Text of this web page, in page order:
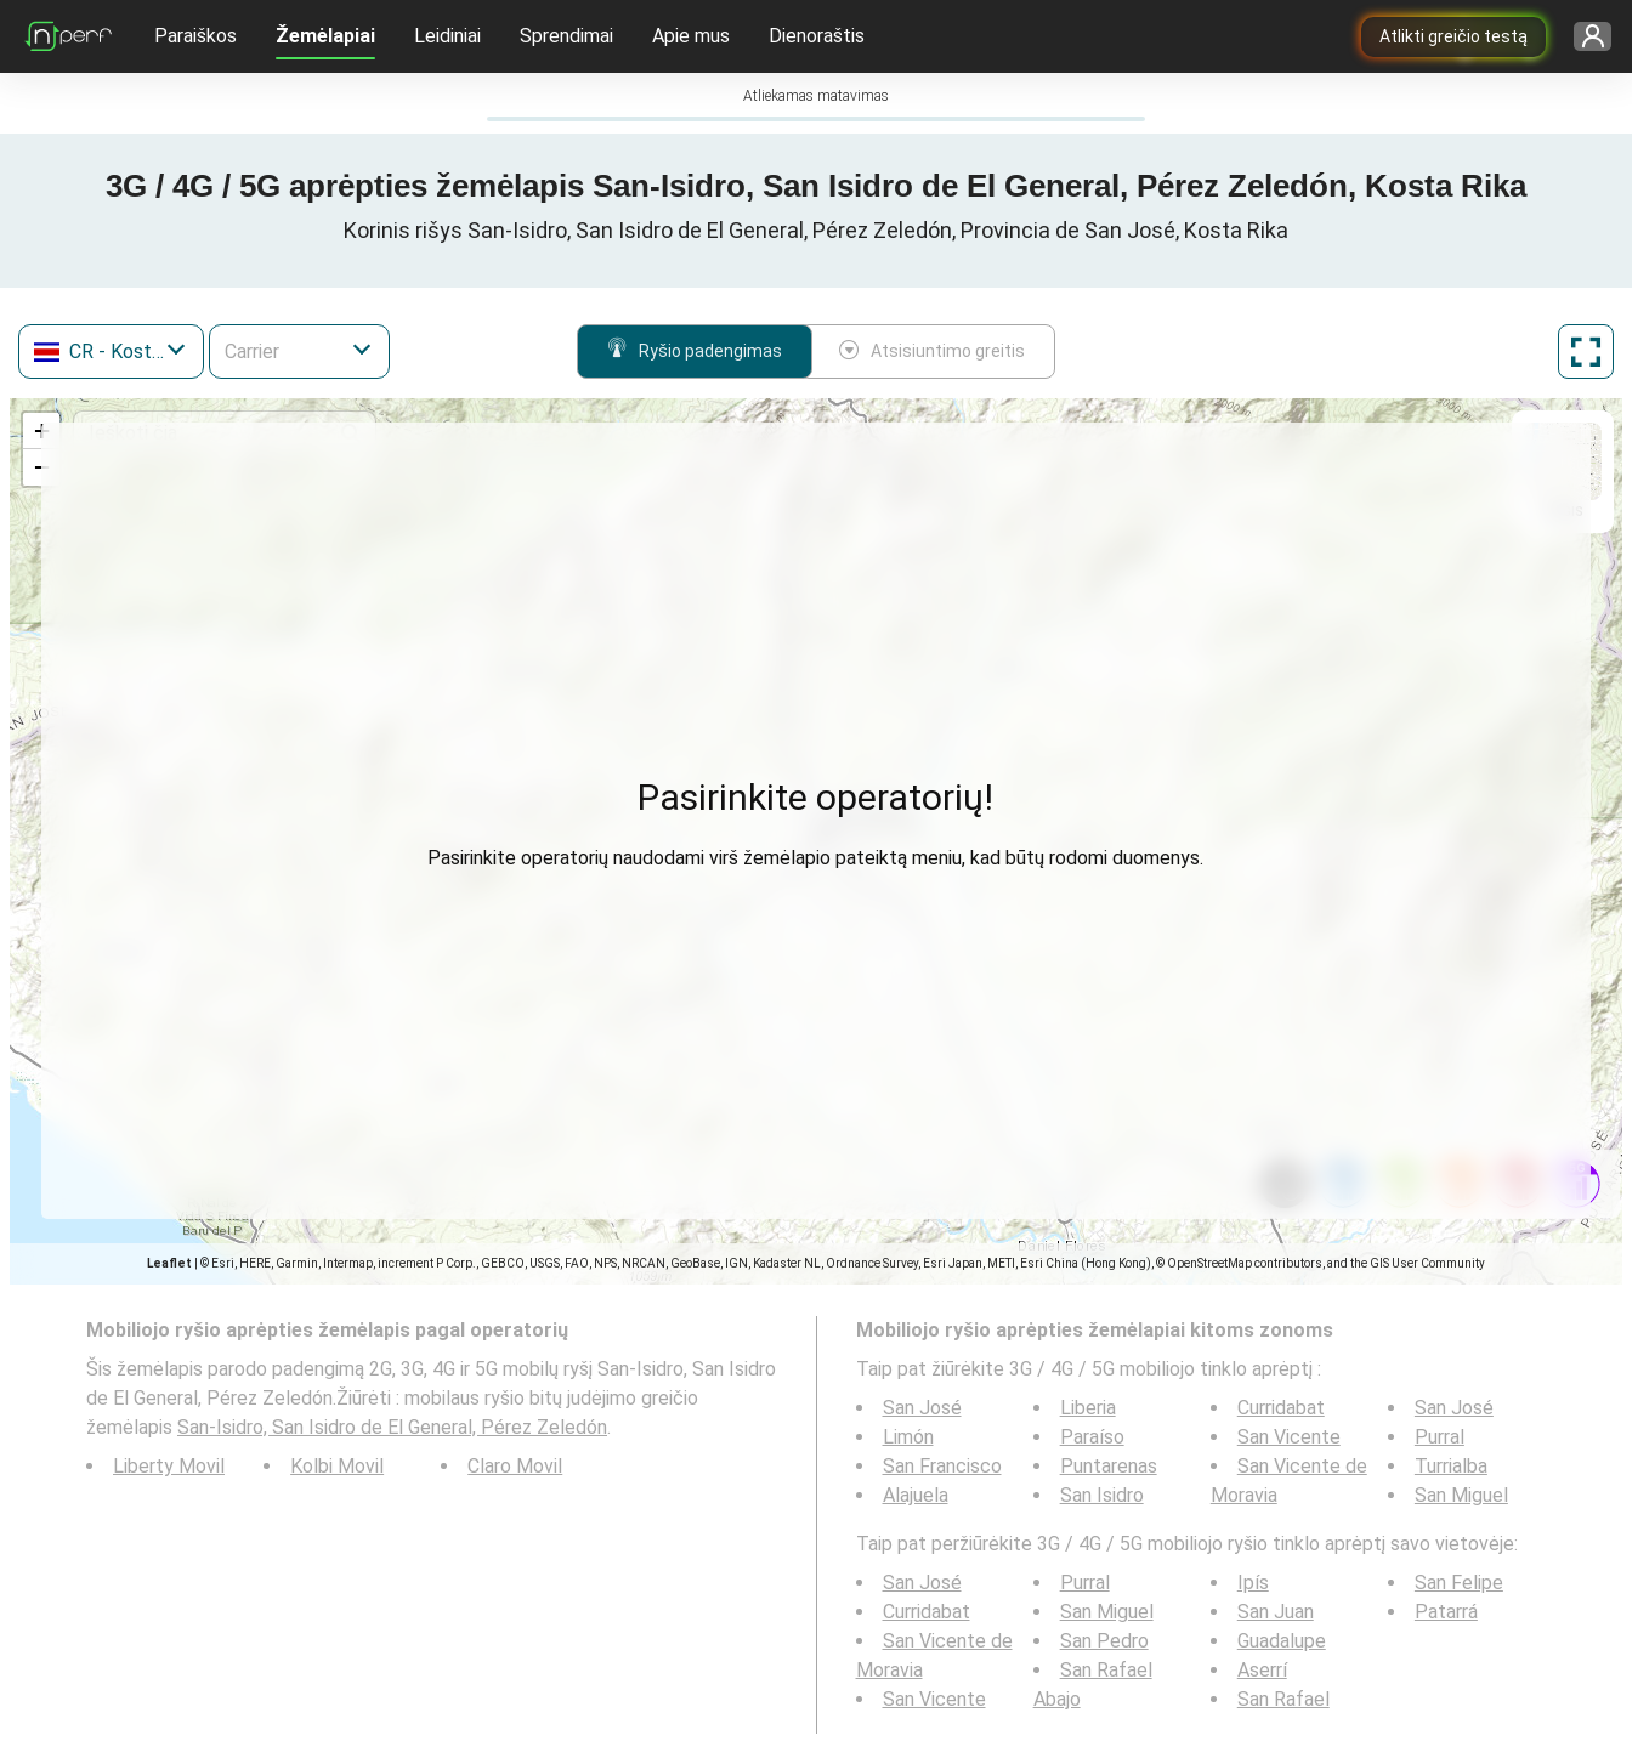
Atlikti greičio testą
Paraiškos Žemėlapiai Leidiniai Sprendimai Apie mus Dienoraštis
Atliekamas matavimas
3G / 4G / 5G aprėpties žemėlapis San-Isidro, San Isidro de El General, Pérez Zeledón, Kosta Rika
Korinis rišys San-Isidro, San Isidro de El General, Pérez Zeledón, Provincia de San José, Kosta Rika
CR - Kosta Rika Ryšio padengimas Atsisiuntimo greitis
+
−
Leaflet © Esri, HERE, Garmin, Intermap, increment P Corp., GEBCO, USGS, FAO, NPS, NRCAN, GeoBase, IGN, Kadaster NL, Ordnance Survey, Esri Japan, METI, Esri China (Hong Kong), © OpenStreetMap contributors, and the GIS User Community
Pasirinkite operatorių!
Pasirinkite operatorių naudodami virš žemėlapio pateiktą meniu, kad būtų rodomi duomenys.
Mobiliojo ryšio aprėpties žemėlapis pagal operatorių
Šis žemėlapis parodo padengimą 2G, 3G, 4G ir 5G mobilų ryšį San-Isidro, San Isidro
de El General, Pérez Zeledón.Žiūrėti : mobilaus ryšio bitų judėjimo greičio
žemėlapis San-Isidro, San Isidro de El General, Pérez Zeledón.
Liberty Movil
Kolbi Movil Claro Movil
Mobiliojo ryšio aprėpties žemėlapiai kitoms zonoms
Taip pat žiūrėkite 3G / 4G / 5G mobiliojo tinklo aprėptį :
San José
Limón
San Francisco
Alajuela
Liberia
Paraíso
Puntarenas
San Isidro
Curridabat
San Vicente
San Vicente de
Moravia
San José
Purral
Turrialba
San Miguel
Taip pat peržiūrėkite 3G / 4G / 5G mobiliojo ryšio tinklo aprėptį savo vietovėje:
San José
Curridabat
San Vicente de
Moravia
San Vicente
Purral
San Miguel
San Pedro
San Rafael
Abajo
Ipís
San Juan
Guadalupe
Aserrí
San Rafael
San Felipe
Patarrá